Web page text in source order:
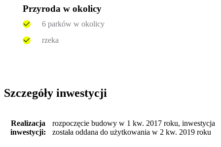
Przyroda w okolicy
6 parków w okolicy
rzeka
Szczegóły inwestycji
Realizacja
inwestycji:
rozpoczęcie budowy w 1 kw. 2017 roku, inwestycja
została oddana do użytkowania w 2 kw. 2019 roku